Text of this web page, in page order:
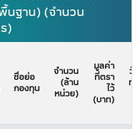
นฐาน) (จำนวน
)
ชื่อย่อ
กองทุน
จำนวน
(ล้าน
หน่วย)
มูลค่า
ที่ตรา
ไว้
(บาท)
วั
ท